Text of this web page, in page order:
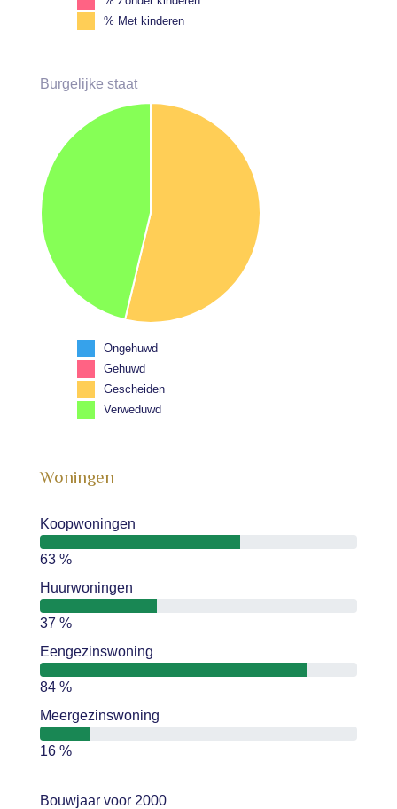
% Met kinderen
Burgelijke staat
Ongehuwd
Gehuwd
Gescheiden
Verweduwd
Woningen
Koopwoningen
63 %
Huurwoningen
37 %
Eengezinswoning
84 %
Meergezinswoning
16 %
Bouwjaar voor 2000